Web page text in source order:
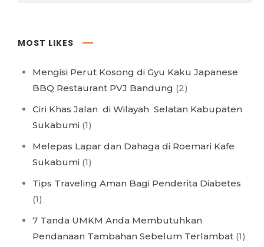
MOST LIKES
Mengisi Perut Kosong di Gyu Kaku Japanese
BBQ Restaurant PVJ Bandung (2)
Ciri Khas Jalan di Wilayah Selatan Kabupaten
Sukabumi (1)
Melepas Lapar dan Dahaga di Roemari Kafe
Sukabumi (1)
Tips Traveling Aman Bagi Penderita Diabetes
(1)
7 Tanda UMKM Anda Membutuhkan
Pendanaan Tambahan Sebelum Terlambat (1)